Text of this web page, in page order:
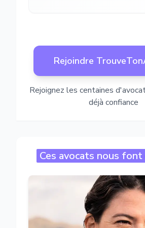
Rejoindre
Rejoignez les centaines
déjà confiance
Ces avocats nous font